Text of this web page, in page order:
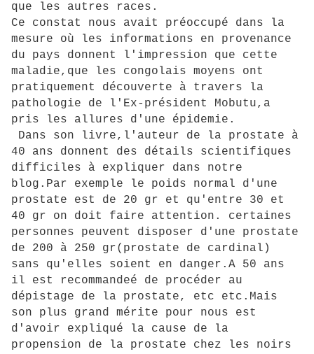
que les autres races.
Ce constat nous avait préoccupé dans la
mesure où les informations en provenance
du pays donnent l'impression que cette
maladie,que les congolais moyens ont
pratiquement découverte à travers la
pathologie de l'Ex-président Mobutu,a
pris les allures d'une épidemie.
Dans son livre,l'auteur de la prostate à
40 ans donnent des détails scientifiques
difficiles à expliquer dans notre
blog.Par exemple le poids normal d'une
prostate est de 20 gr et qu'entre 30 et
40 gr on doit faire attention. certaines
personnes peuvent disposer d'une prostate
de 200 à 250 gr(prostate de cardinal)
sans qu'elles soient en danger.A 50 ans
il est recommandeé de procéder au
dépistage de la prostate, etc etc.Mais
son plus grand mérite pour nous est
d'avoir expliqué la cause de la
propension de la prostate chez les noirs